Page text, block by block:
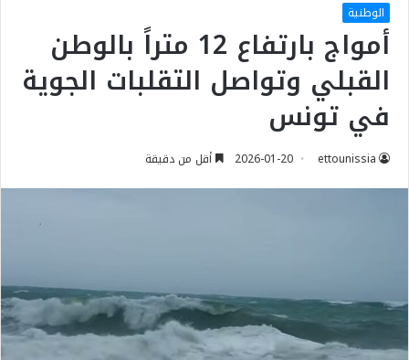
الوطنية
أمواج بارتفاع 12 متراً بالوطن
القبلي وتواصل التقلبات الجوية
في تونس
ettounissia
2026-01-20 أقل من دقيقة